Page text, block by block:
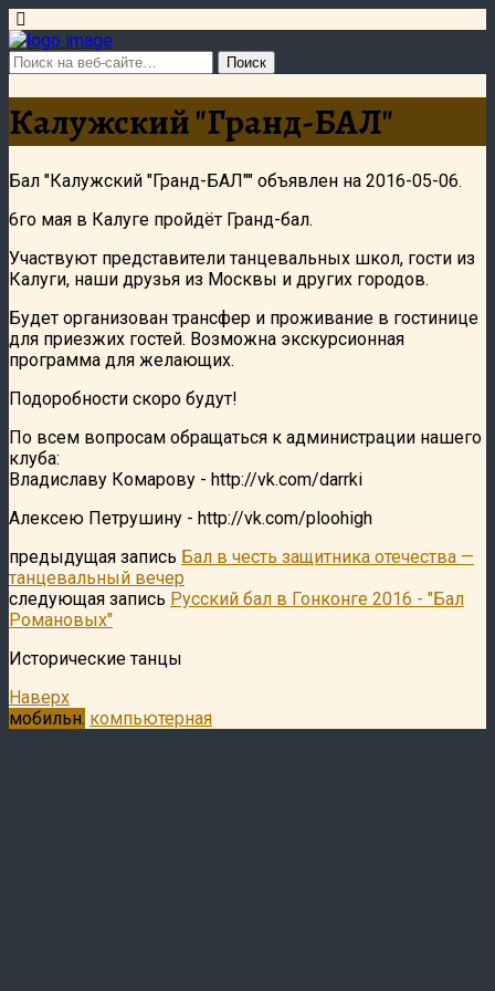
Калужский "Гранд-БАЛ"
Бал "Калужский "Гранд-БАЛ"" объявлен на 2016-05-06.
6го мая в Калуге пройдёт Гранд-бал.
Участвуют представители танцевальных школ, гости из
Калуги, наши друзья из Москвы и других городов.
Будет организован трансфер и проживание в гостинице
для приезжих гостей. Возможна экскурсионная
программа для желающих.
Подоробности скоро будут!
По всем вопросам обращаться к администрации нашего
клуба:
Владиславу Комарову - http://vk.com/darrki
Алексею Петрушину - http://vk.com/ploohigh
предыдущая запись Бал в честь защитника отечества —
танцевальный вечер
следующая запись Русский бал в Гонконге 2016 - "Бал
Романовых"
Исторические танцы
Наверх
мобильн. компьютерная